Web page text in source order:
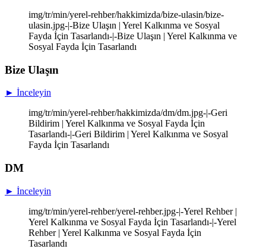
img/tr/min/yerel-rehber/hakkimizda/bize-ulasin/bize-
ulasin.jpg-|-Bize Ulaşın | Yerel Kalkınma ve Sosyal
Fayda İçin Tasarlandı-|-Bize Ulaşın | Yerel Kalkınma ve
Sosyal Fayda İçin Tasarlandı
Bize Ulaşın
► İnceleyin
img/tr/min/yerel-rehber/hakkimizda/dm/dm.jpg-|-Geri
Bildirim | Yerel Kalkınma ve Sosyal Fayda İçin
Tasarlandı-|-Geri Bildirim | Yerel Kalkınma ve Sosyal
Fayda İçin Tasarlandı
DM
► İnceleyin
img/tr/min/yerel-rehber/yerel-rehber.jpg-|-Yerel Rehber |
Yerel Kalkınma ve Sosyal Fayda İçin Tasarlandı-|-Yerel
Rehber | Yerel Kalkınma ve Sosyal Fayda İçin
Tasarlandı